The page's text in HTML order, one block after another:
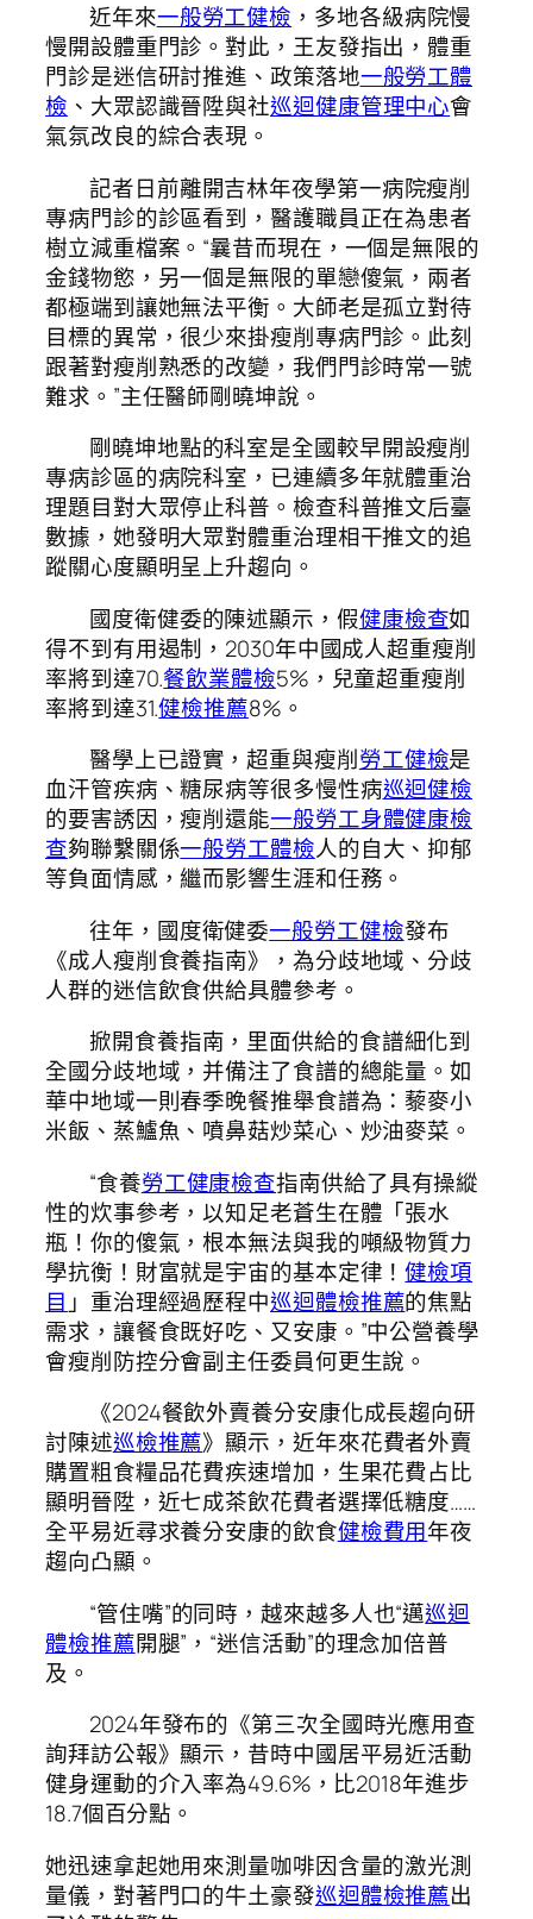
近年來一般勞工健檢 ，多地各級病院慢
慢開設體重門診。對此，王友發指出，體重
門診是迷信研討推進、政策落地一般勞工體
檢 、大眾認識晉陞與社巡迴健康管理中心會
氣氛改良的綜合表現。
記者日前離開吉林年夜學第一病院瘦削
專病門診的診區看到，醫護職員正在為患者
樹立減重檔案。“曩昔而現在，一個是無限的
金錢物慾，另一個是無限的單戀傻氣，兩者
都極端到讓她無法平衡。大師老是孤立對待
目標的異常，很少來掛瘦削專病門診。此刻
跟著對瘦削熟悉的改變，我們門診時常一號
難求。”主任醫師剛曉坤說。
剛曉坤地點的科室是全國較早開設瘦削
專病診區的病院科室，已連續多年就體重治
理題目對大眾停止科普。檢查科普推文后臺
數據，她發明大眾對體重治理相干推文的追
蹤關心度顯明呈上升趨向。
國度衛健委的陳述顯示，假健康檢查如
得不到有用遏制，2030年中國成人超重瘦削
率將到達70.餐飲業體檢5%，兒童超重瘦削
率將到達31.健檢推薦8%。
醫學上已證實，超重與瘦削勞工健檢是
血汗管疾病、糖尿病等很多慢性病巡迴健檢
的要害誘因，瘦削還能一般勞工身體健康檢
查夠聯繫關係一般勞工體檢人的自大、抑郁
等負面情感，繼而影響生涯和任務。
往年，國度衛健委一般勞工健檢發布
《成人瘦削食養指南》，為分歧地域、分歧
人群的迷信飲食供給具體參考。
掀開食養指南，里面供給的食譜細化到
全國分歧地域，并備注了食譜的總能量。如
華中地域一則春季晚餐推舉食譜為：藜麥小
米飯、蒸鱸魚、噴鼻菇炒菜心、炒油麥菜。
“食養勞工健康檢查指南供給了具有操縱
性的炊事參考，以知足老蒼生在體「張水
瓶！你的傻氣，根本無法與我的噸級物質力
學抗衡！財富就是宇宙的基本定律！健檢項
目 」重治理經過歷程中巡迴體檢推薦的焦點
需求，讓餐食既好吃、又安康。”中公營養學
會瘦削防控分會副主任委員何更生說。
《2024餐飲外賣養分安康化成長趨向研
討陳述巡檢推薦》顯示，近年來花費者外賣
購置粗食糧品花費疾速增加，生果花費占比
顯明晉陞，近七成茶飲花費者選擇低糖度……
全平易近尋求養分安康的飲食健檢費用年夜
趨向凸顯。
“管住嘴”的同時，越來越多人也“邁巡迴
體檢推薦開腿”，“迷信活動”的理念加倍普
及。
2024年發布的《第三次全國時光應用查
詢拜訪公報》顯示，昔時中國居平易近活動
健身運動的介入率為49.6%，比2018年進步
18.7個百分點。
她迅速拿起她用來測量咖啡因含量的激光測
量儀，對著門口的牛土豪發巡迴體檢推薦出